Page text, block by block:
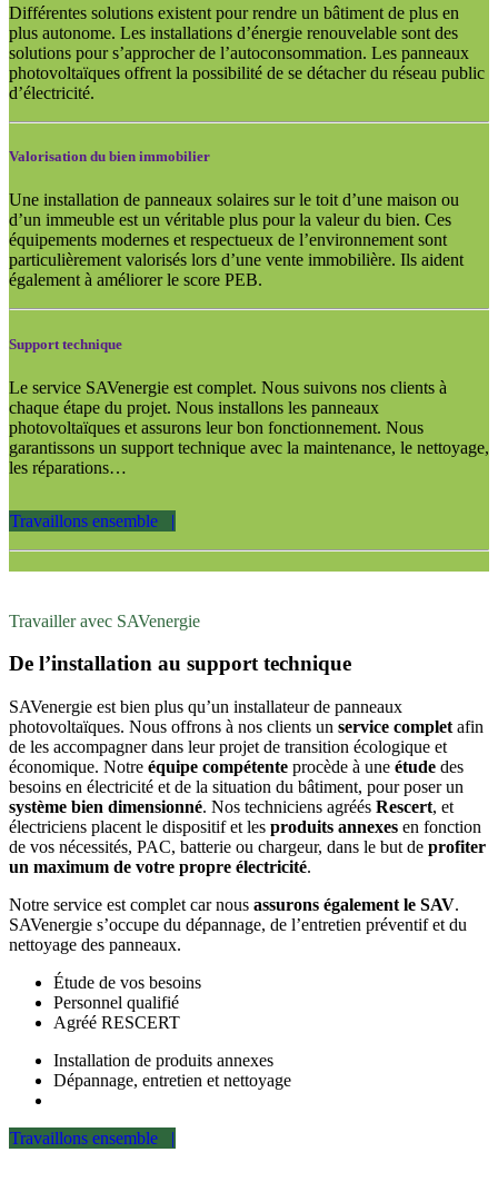
Différentes solutions existent pour rendre un bâtiment de plus en
plus autonome. Les installations d’énergie renouvelable sont des
solutions pour s’approcher de l’autoconsommation. Les panneaux
photovoltaïques offrent la possibilité de se détacher du réseau public
d’électricité.
Valorisation du bien immobilier
Une installation de panneaux solaires sur le toit d’une maison ou
d’un immeuble est un véritable plus pour la valeur du bien. Ces
équipements modernes et respectueux de l’environnement sont
particulièrement valorisés lors d’une vente immobilière. Ils aident
également à améliorer le score PEB.
Support technique
Le service SAVenergie est complet. Nous suivons nos clients à
chaque étape du projet. Nous installons les panneaux
photovoltaïques et assurons leur bon fonctionnement. Nous
garantissons un support technique avec la maintenance, le nettoyage,
les réparations…
Travaillons ensemble |
Travailler avec SAVenergie
De l’installation au support technique
SAVenergie est bien plus qu’un installateur de panneaux
photovoltaïques. Nous offrons à nos clients un service complet afin
de les accompagner dans leur projet de transition écologique et
économique. Notre équipe compétente procède à une étude des
besoins en électricité et de la situation du bâtiment, pour poser un
système bien dimensionné. Nos techniciens agréés Rescert, et
électriciens placent le dispositif et les produits annexes en fonction
de vos nécessités, PAC, batterie ou chargeur, dans le but de profiter
un maximum de votre propre électricité.
Notre service est complet car nous assurons également le SAV.
SAVenergie s’occupe du dépannage, de l’entretien préventif et du
nettoyage des panneaux.
Étude de vos besoins
Personnel qualifié
Agréé RESCERT
Installation de produits annexes
Dépannage, entretien et nettoyage
Travaillons ensemble |